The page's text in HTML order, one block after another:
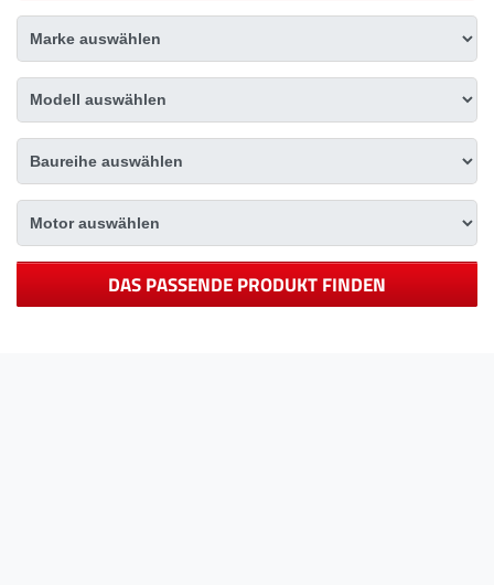
DAS PASSENDE PRODUKT FINDEN